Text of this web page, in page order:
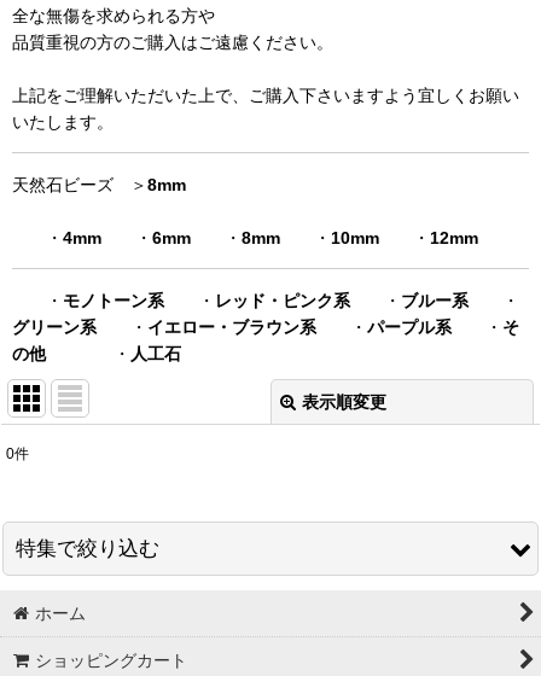
全な無傷を求められる方や
品質重視の方のご購入はご遠慮ください。
上記をご理解いただいた上で、ご購入下さいますよう宜しくお願い
いたします。
天然石ビーズ ＞8mm
・ 4mm ・ 6mm ・ 8mm ・ 10mm ・ 12mm
・ モノトーン系 ・ レッド・ピンク系 ・ ブルー系 ・
グリーン系 ・ イエロー・ブラウン系 ・ パープル系 ・ そ
の他・ 人工石
表示順変更
在庫あり
並び順:
0件
特集で絞り込む
スワロフスキー＃5328 グロス販売
秋特集
ホーム
ショッピングカート